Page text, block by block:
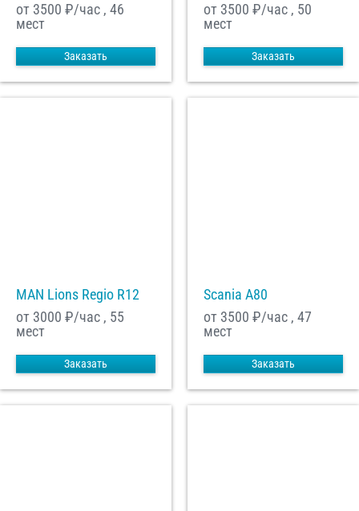
от 3500 ₽/час , 46
мест
Заказать
от 3500 ₽/час , 50
мест
Заказать
MAN Lions Regio R12
от 3000 ₽/час , 55
мест
Заказать
Scania A80
от 3500 ₽/час , 47
мест
Заказать